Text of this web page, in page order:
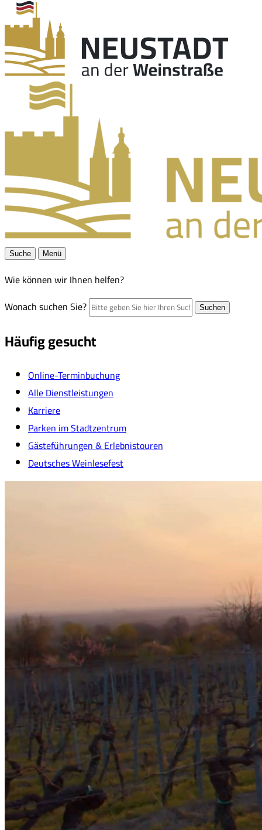
Suche Menü
Wie können wir Ihnen helfen?
Wonach suchen Sie?
Suchen
Häufig gesucht
Online-Terminbuchung
Alle Dienstleistungen
Karriere
Parken im Stadtzentrum
Gästeführungen & Erlebnistouren
Deutsches Weinlesefest